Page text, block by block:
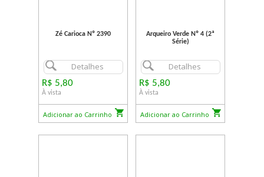
Zé Carioca Nº 2390
Detalhes
R$ 5,80
À vista
Adicionar ao Carrinho
Arqueiro Verde Nº 4 (2ª
Série)
Detalhes
R$ 5,80
À vista
Adicionar ao Carrinho